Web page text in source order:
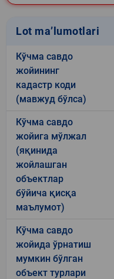
Lot ma’lumotlari
Кўчма савдо
жойининг
кадастр коди
(мавжуд бўлса)
Кўчма савдо
жойига мўлжал
(яқинида
жойлашган
объектлар
бўйича қисқа
маълумот)
Кўчма савдо
жойида ўрнатиш
мумкин бўлган
объект турлари